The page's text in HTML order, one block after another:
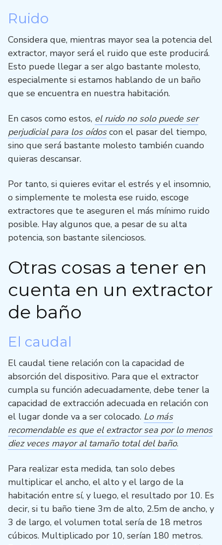
Ruido
Considera que, mientras mayor sea la potencia del
extractor, mayor será el ruido que este producirá.
Esto puede llegar a ser algo bastante molesto,
especialmente si estamos hablando de un baño
que se encuentra en nuestra habitación.
En casos como estos, el ruido no solo puede ser
perjudicial para los oídoscon el pasar del tiempo,
sino que será bastante molesto también cuando
quieras descansar.
Por tanto, si quieres evitar el estrés y el insomnio,
o simplemente te molesta ese ruido, escoge
extractores que te aseguren el más mínimo ruido
posible. Hay algunos que, a pesar de su alta
potencia, son bastante silenciosos.
Otras cosas a tener en
cuenta en un extractor
de baño
El caudal
El caudal tiene relación con la capacidad de
absorción del dispositivo. Para que el extractor
cumpla su función adecuadamente, debe tener la
capacidad de extracción adecuada en relación con
el lugar donde va a ser colocado. Lo más
recomendable es que el extractor sea por lo menos
diez veces mayor al tamaño total del baño.
Para realizar esta medida, tan solo debes
multiplicar el ancho, el alto y el largo de la
habitación entre sí, y luego, el resultado por 10. Es
decir, si tu baño tiene 3m de alto, 2.5m de ancho, y
3 de largo, el volumen total sería de 18 metros
cúbicos. Multiplicado por 10, serían 180 metros.